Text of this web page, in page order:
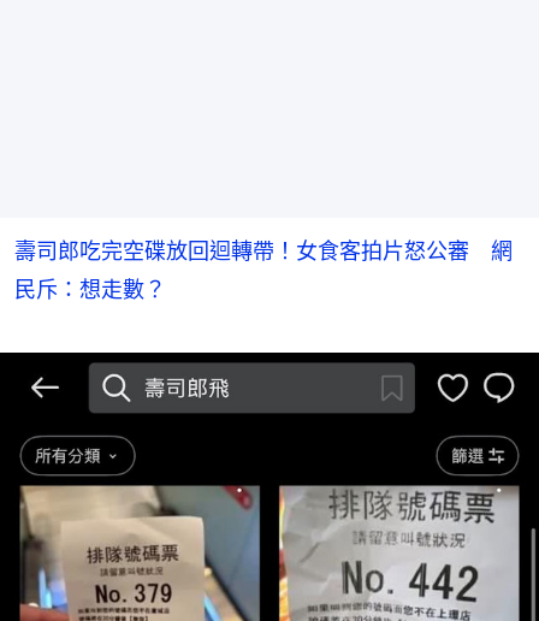
壽司郎吃完空碟放回迴轉帶！女食客拍片怒公審 網
民斥：想走數？